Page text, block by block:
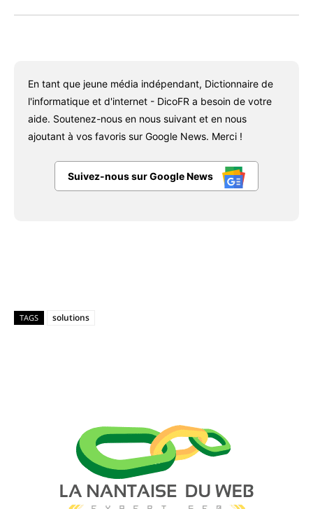
En tant que jeune média indépendant, Dictionnaire de
l'informatique et d'internet - DicoFR a besoin de votre
aide. Soutenez-nous en nous suivant et en nous
ajoutant à vos favoris sur Google News. Merci !
Suivez-nous sur Google News
TAGS solutions